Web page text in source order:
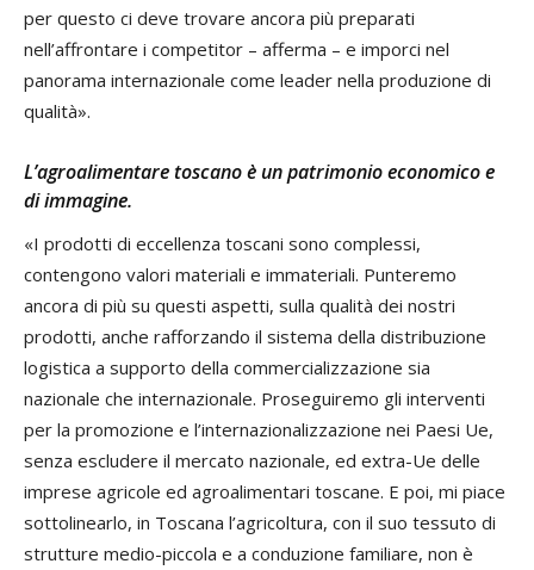
per questo ci deve trovare ancora più preparati
nell’affrontare i competitor – afferma – e imporci nel
panorama internazionale come leader nella produzione di
qualità».
L’agroalimentare toscano è un patrimonio economico e
di immagine.
«I prodotti di eccellenza toscani sono complessi,
contengono valori materiali e immateriali. Punteremo
ancora di più su questi aspetti, sulla qualità dei nostri
prodotti, anche rafforzando il sistema della distribuzione
logistica a supporto della commercializzazione sia
nazionale che internazionale. Proseguiremo gli interventi
per la promozione e l’internazionalizzazione nei Paesi Ue,
senza escludere il mercato nazionale, ed extra-Ue delle
imprese agricole ed agroalimentari toscane. E poi, mi piace
sottolinearlo, in Toscana l’agricoltura, con il suo tessuto di
strutture medio-piccola e a conduzione familiare, non è